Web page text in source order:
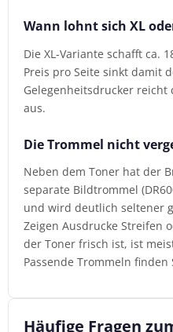
Wann lohnt sich XL
Die XL-Variante schafft ca.
Preis pro Seite sinkt damit
Gelegenheitsdrucker reicht
aus.
Die Trommel nicht
Neben dem Toner hat der
separate Bildtrommel
und wird deutlich seltener
Zeigen Ausdrucke Streifen
der Toner frisch ist, ist
Passende Trommeln finden
Häufige Fragen